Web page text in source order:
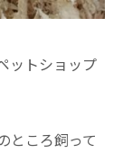
ットショップ
ところ飼って